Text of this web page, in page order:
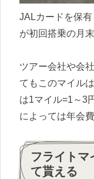
JALカードを保
が初回搭乗の月
ツアー会社や会
てもこのマイル
は1マイル=1～3
によっては年会
フライトマ
て貰える